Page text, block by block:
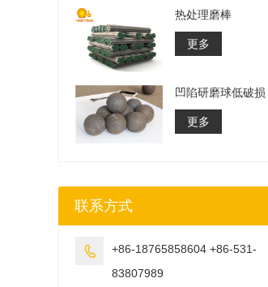
热处理磨棒
更多
凹陷研磨球低破损
更多
联系方式

+86-18765858604 +86-531-
83807989